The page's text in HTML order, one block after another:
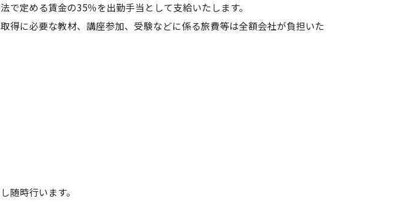
定める賃金の35％を出勤手当として支給いたします。
得に必要な教材、講座参加、受験などに係る旅費等は全額会社が負担いた
時行います。